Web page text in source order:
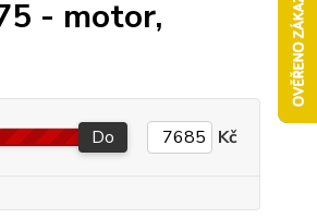
- motor,
Do Kč